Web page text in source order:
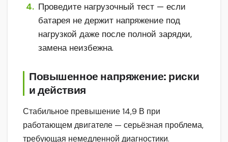
Проведите нагрузочный тест — если
батарея не держит напряжение под
нагрузкой даже после полной зарядки,
замена неизбежна.
Повышенное напряжение: риски
и действия
Стабильное превышение 14,9 В при
работающем двигателе — серьёзная проблема,
требующая немедленной диагностики.